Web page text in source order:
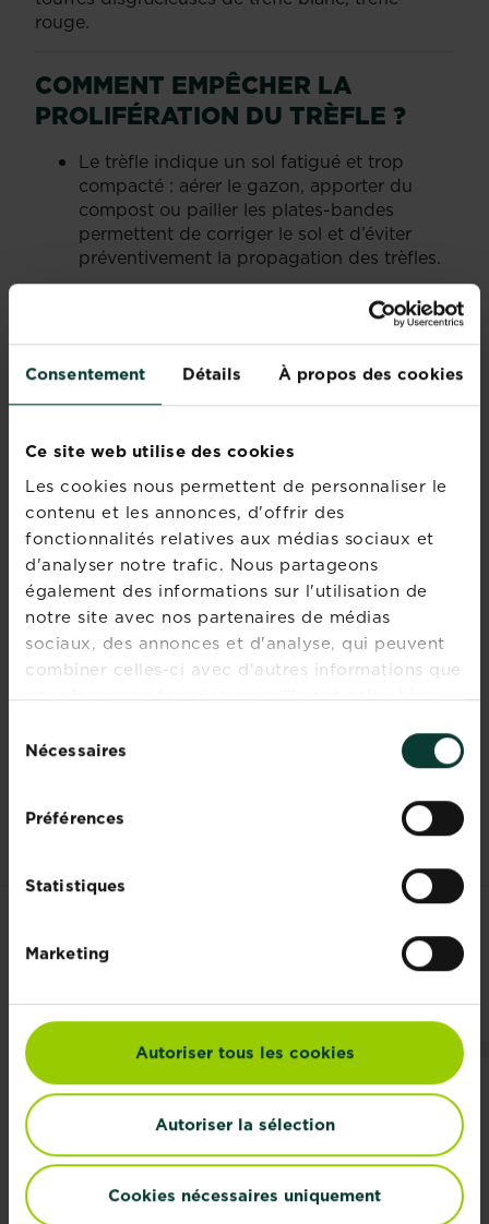
Consentement Détails À propos des cookies
Ce site web utilise des cookies
Les cookies nous permettent de personnaliser le
contenu et les annonces, d'offrir des
fonctionnalités relatives aux médias sociaux et
d'analyser notre trafic. Nous partageons
également des informations sur l'utilisation de
notre site avec nos partenaires de médias
sociaux, des annonces et d'analyse, qui peuvent
combiner celles-ci avec d'autres informations que
vous leur avez fournies ou qu'ils ont collectées
duNécessaires
Préférences
Statistiques
Marketing
Autoriser tous les cookies
Autoriser la sélection
Cookies nécessaires uniquement
rouge.
COMMENT EMPÊCHER LA
PROLIFÉRATION DU TRÈFLE ?
Le trèfle indique un sol fatigué et trop
compacté : aérer le gazon, apporter du
compost ou pailler les plates-bandes
permettent de corriger le sol et d’éviter
préventivement la propagation des trèfles.
Récoltez le feuillage et les parties
comestibles du trèfle rouge pour vous en
débarrasser.
Accepter la présence des trèfles : trèfle
blanc et rouge possèdent des vertus pour
votre terre de jardin, les accepter sans pour
autant être envahi n’est pas dénué d’intérêt.
Comme expliqué précédemment, les
racines cassantes sont difficiles à enlever
d'utiliser un désherbant biocontrôle, très
facile et pratique à utiliser. Vous pouvez
usage prêt à l'emploi 1,2 litres